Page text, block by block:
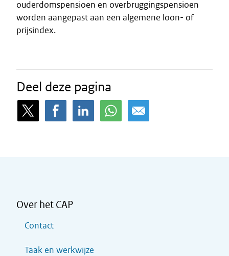
ouderdomspensioen en overbruggingspensioen
worden aangepast aan een algemene loon- of
prijsindex.
Deel deze pagina
Over het CAP
Contact
Taak en werkwijze